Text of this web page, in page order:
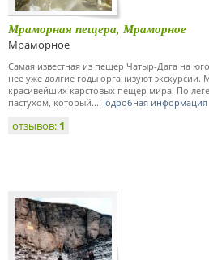
Мраморная пещера, Мраморное
Мраморное
Самая известная из пещер Чатыр-Дага на
нее уже долгие годы организуют
красивейших карстовых пещер мира. По
пастухом, который...Подробная информация
отзывов: 1